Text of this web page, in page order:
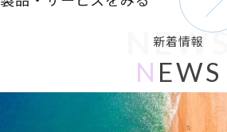
新着情報
NEWS
N EWS